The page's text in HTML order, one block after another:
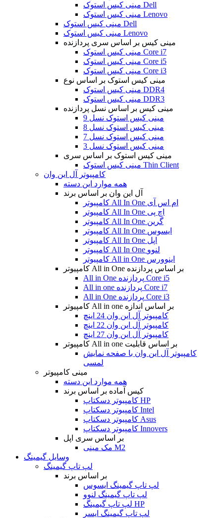
مینی کیس استوک Dell
مینی کیس استوک Lenovo
مینی کیس استوک Dell
مینی کیس استوک Lenovo
مینی کیس بر اساس سری پردازنده
مینی کیس استوک Core i7
مینی کیس استوک Core i5
مینی کیس استوک Core i3
مینی کیس استوک بر اساس نوع
مینی کیس استوک DDR4
مینی کیس استوک DDR3
مینی کیس بر اساس نسل پردازنده
مینی کیس استوک نسل 9
مینی کیس استوک نسل 8
مینی کیس استوک نسل 7
مینی کیس استوک نسل 3
مینی کیس استوک بر اساس سری
مینی کیس استوک Thin Client
کامپیوتر آل این وان
همه موارد این دسته
آل این وان بر اساس برند
کامپیوتر All In One ام اس آی
کامپیوتر All In One اچ پی
کامپیوتر All In One گرین
کامپیوتر All In One ایسوس
کامپیوتر All In One اپل
کامپیوتر All In One لنوو
کامپیوتر All in One اینوورس
کامپیوتر All in One بر اساس پردازنده
All in One پردازنده Core i5
All in one پردازنده Core i7
All in One پردازنده Core i3
کامپیوتر All in one بر اساس اندازه
کامپیوتر آل این وان 24 اینچ
کامپیوتر آل این وان 22 اینچ
کامپیوتر آل این وان 27 اینچ
کامپیوتر All in one بر اساس قابلیت
کامپیوتر آل این وان با صفحه نمایش
لمسی
مینی کامپیوتر
همه موارد این دسته
کیس آماده بر اساس برند
کامپیوتر دسکتاپ HP
کامپیوتر دسکتاپ Intel
کامپیوتر دسکتاپ Asus
کامپیوتر دسکتاپ Innovers
بر اساس سری اپل
مک مینی M2
وسایل گیمینگ
لپ تاپ گیمینگ
بر اساس برند
لپ تاپ گیمینگ ایسوس
لپ تاپ گیمینگ لنوو
لپ تاپ گیمینگ HP
لپ تاپ گیمینگ ایسر